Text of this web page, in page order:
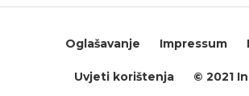
Oglašavanje Impressum
Uvjeti korištenja © 2021